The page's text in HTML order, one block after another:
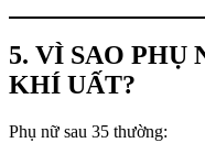
5. VÌ SAO PHỤ
KHÍ UẤT?
Phụ nữ sau 35 thường: